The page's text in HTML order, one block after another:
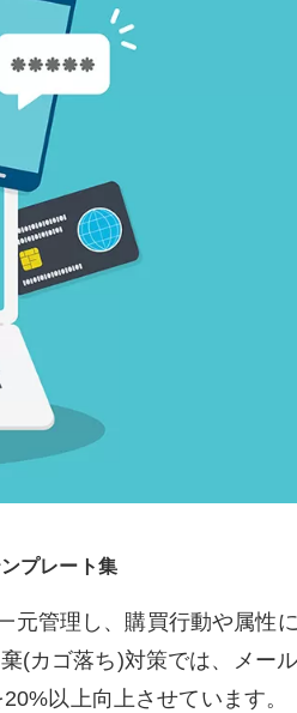
プレート集
元管理し、購買行動や属性
(カゴ落ち)対策では、メー
以上向上させています。